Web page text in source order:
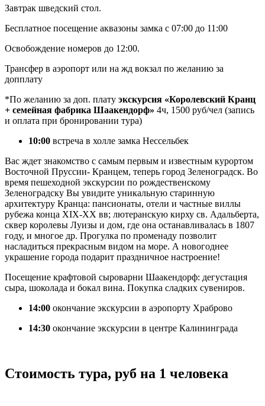
Завтрак шведский стол.
Бесплатное посещение аквазоны замка с 07:00 до 11:00
Освобождение номеров до 12:00.
Трансфер в аэропорт или на жд вокзал по желанию за
допплату
*По желанию за доп. плату экскурсия «Королевский Кранц
+ семейная фабрика Шаакендорф» 4ч, 1500 руб/чел (запись
и оплата при бронировании тура)
10:00 встреча в холле замка Нессельбек
Вас ждет знакомство с самым первым и известным курортом
Восточной Пруссии- Кранцем, теперь город Зеленоградск. Во
время пешеходной экскурсии по рождественскому
Зеленоградску Вы увидите уникальную старинную
архитектуру Кранца: пансионаты, отели и частные виллы
рубежа конца XIX-XX вв; лютеранскую кирху св. Адальберта,
сквер королевы Луизы и дом, где она останавливалась в 1807
году, и многое др. Прогулка по променаду позволит
насладиться прекрасным видом на море. А новогоднее
украшение города подарит праздничное настроение!
Посещение крафтовой сыроварни Шаакендорф: дегустация
сыра, шоколада и бокал вина. Покупка сладких сувениров.
14:00 окончание экскурсии в аэропорту Храброво
14:30 окончание экскурсии в центре Калининграда
Стоимость тура, руб на 1 человека